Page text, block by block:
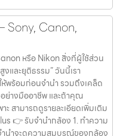
Sony, Canon,
หรือ Nikon สิ่งที่ผู้ใช้ส่วน
และยุติธรรม” วันนี้เรา
พร้อมก่อนจำนำ รวมถึงเคล็ด
ย่างมืออาชีพ และถ้าคุณ
สามารถดูรายละเอียดเพิ่มเติม
👉 รับจำนำกล้อง 1. ทำความ
ำนำจะดูความสมบูรณ์ของกล้อง